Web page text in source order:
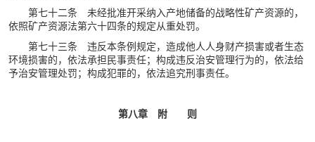
第七十二条 未经批准开采纳入产地储备的战略性矿产资源的，
依照矿产资源法第六十四条的规定从重处罚。
第七十三条 违反本条例规定，造成他人人身财产损害或者生态
环境损害的，依法承担民事责任；构成违反治安管理行为的，依法给
予治安管理处罚；构成犯罪的，依法追究刑事责任。
第八章 附 则